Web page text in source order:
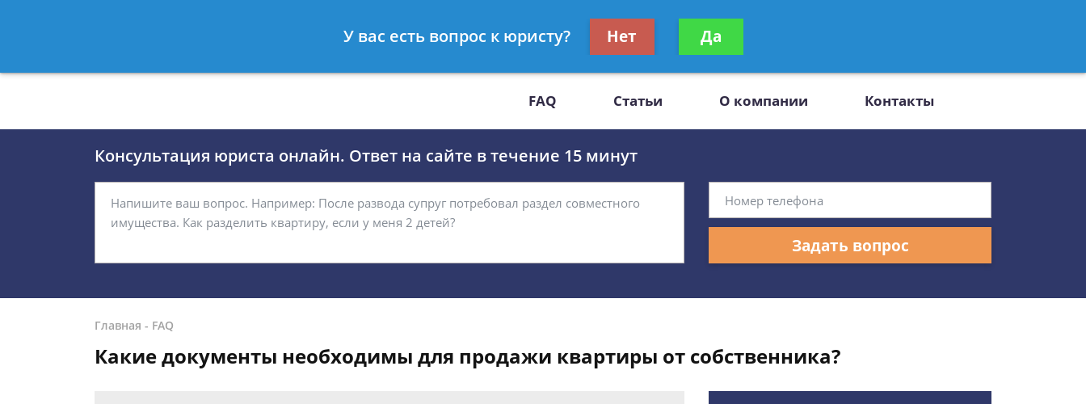
8 812 509-27-47
Получите консультацию
бесплатно
FAQ Статьи О компании Контакты
Консультация юриста онлайн. Ответ на сайте в течение 15 минут
Задать вопрос
Главная - FAQ
Какие документы необходимы для продажи квартиры от собственника?
У вас есть вопрос к юристу? Нет Да